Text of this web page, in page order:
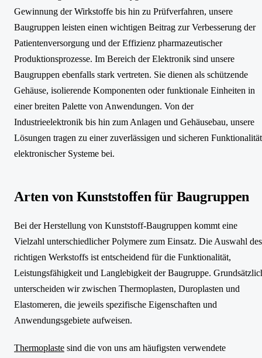
Gewinnung der Wirkstoffe bis hin zu Prüfverfahren, unsere
Baugruppen leisten einen wichtigen Beitrag zur Verbesserung der
Patientenversorgung und der Effizienz pharmazeutischer
Produktionsprozesse. Im Bereich der Elektronik sind unsere
Baugruppen ebenfalls stark vertreten. Sie dienen als schützende
Gehäuse, isolierende Komponenten oder funktionale Einheiten in
einer breiten Palette von Anwendungen. Von der
Industrieelektronik bis hin zum Anlagen und Gehäusebau, unsere
Lösungen tragen zu einer zuverlässigen und sicheren Funktionalität
elektronischer Systeme bei.
Arten von Kunststoffen für Baugruppen
Bei der Herstellung von Kunststoff-Baugruppen kommt eine
Vielzahl unterschiedlicher Polymere zum Einsatz. Die Auswahl des
richtigen Werkstoffs ist entscheidend für die Funktionalität,
Leistungsfähigkeit und Langlebigkeit der Baugruppe.
unterscheiden wir zwischen Thermoplasten, Duroplasten und
Elastomeren, die jeweils spezifische Eigenschaften und
Anwendungsgebiete aufweisen.
Thermoplaste sind die von uns am häufigsten verwendete